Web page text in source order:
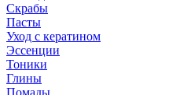
Скрабы
Пасты
Уход с кератином
Эссенции
Тоники
Глины
Помады